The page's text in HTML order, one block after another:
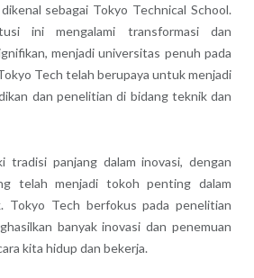
sebagai Tokyo Technical School.
ini mengalami transformasi dan
menjadi universitas penuh pada
Tech telah berupaya untuk menjadi
dan penelitian di bidang teknik dan
tradisi panjang dalam inovasi, dengan
telah menjadi tokoh penting dalam
Tokyo Tech berfokus pada penelitian
banyak inovasi dan penemuan
kita hidup dan bekerja.